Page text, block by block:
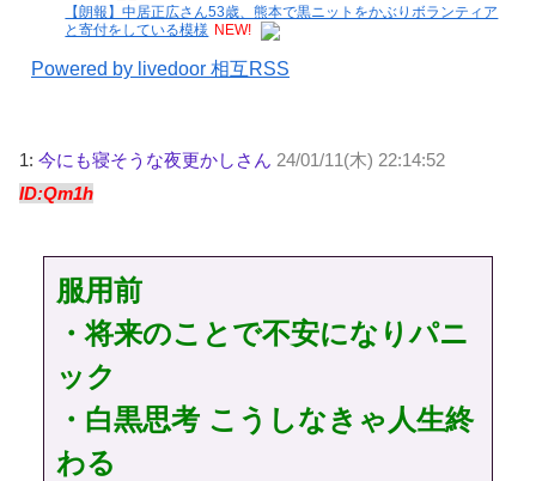
【朗報】中居正広さん53歳、熊本で黒ニットをかぶりボランティア
と寄付をしている模様 NEW!
Powered by livedoor 相互RSS
1: 今にも寝そうな夜更かしさん 24/01/11(木) 22:14:52
ID:Qm1h
服用前
・将来のことで不安になりパニ
ック
・白黒思考 こうしなきゃ人生終
わる